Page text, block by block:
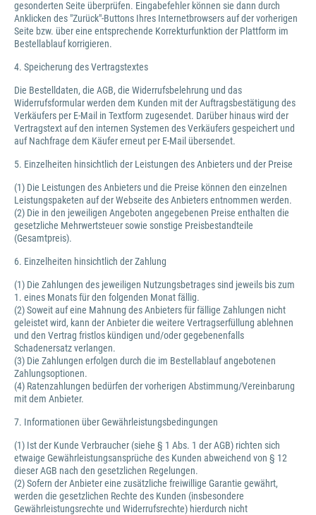
gesonderten Seite überprüfen. Eingabefehler können sie dann durch
Anklicken des "Zurück"-Buttons Ihres Internetbrowsers auf der vorherigen
Seite bzw. über eine entsprechende Korrekturfunktion der Plattform im
Bestellablauf korrigieren.
4. Speicherung des Vertragstextes
Die Bestelldaten, die AGB, die Widerrufsbelehrung und das
Widerrufsformular werden dem Kunden mit der Auftragsbestätigung des
Verkäufers per E-Mail in Textform zugesendet. Darüber hinaus wird der
Vertragstext auf den internen Systemen des Verkäufers gespeichert und
auf Nachfrage dem Käufer erneut per E-Mail übersendet.
5. Einzelheiten hinsichtlich der Leistungen des Anbieters und der Preise
(1) Die Leistungen des Anbieters und die Preise können den einzelnen
Leistungspaketen auf der Webseite des Anbieters entnommen werden.
(2) Die in den jeweiligen Angeboten angegebenen Preise enthalten die
gesetzliche Mehrwertsteuer sowie sonstige Preisbestandteile
(Gesamtpreis).
6. Einzelheiten hinsichtlich der Zahlung
(1) Die Zahlungen des jeweiligen Nutzungsbetrages sind jeweils bis zum
1. eines Monats für den folgenden Monat fällig.
(2) Soweit auf eine Mahnung des Anbieters für fällige Zahlungen nicht
geleistet wird, kann der Anbieter die weitere Vertragserfüllung ablehnen
und den Vertrag fristlos kündigen und/oder gegebenenfalls
Schadenersatz verlangen.
(3) Die Zahlungen erfolgen durch die im Bestellablauf angebotenen
Zahlungsoptionen.
(4) Ratenzahlungen bedürfen der vorherigen Abstimmung/Vereinbarung
mit dem Anbieter.
7. Informationen über Gewährleistungsbedingungen
(1) Ist der Kunde Verbraucher (siehe § 1 Abs. 1 der AGB) richten sich
etwaige Gewährleistungsansprüche des Kunden abweichend von § 12
dieser AGB nach den gesetzlichen Regelungen.
(2) Sofern der Anbieter eine zusätzliche freiwillige Garantie gewährt,
werden die gesetzlichen Rechte des Kunden (insbesondere
Gewährleistungsrechte und Widerrufsrechte) hierdurch nicht